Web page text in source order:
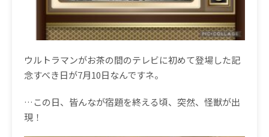
ウルトラマンがお茶の間のテレビに初めて登場した記
念すべき日が7月10日なんですネ。
… この日、皆んなが宿題を終える頃、突然、怪獣が出
現！